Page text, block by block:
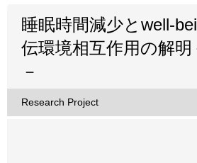
睡眠時間減少とwell-
伝環境相互作用の解明
－
Research Project